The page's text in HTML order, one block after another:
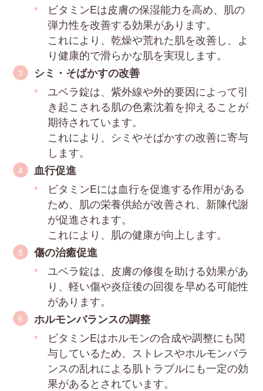
ビタミンEは皮膚の保湿能力を高め、肌の
弾力性を改善する効果があります。
これにより、乾燥や荒れた肌を改善し、よ
り健康的で滑らかな肌を実現します。
シミ・そばかすの改善
ユベラ錠は、紫外線や外的要因によって引
き起こされる肌の色素沈着を抑えることが
期待されています。
これにより、シミやそばかすの改善に寄与
します。
血行促進
ビタミンEには血行を促進する作用がある
ため、肌の栄養供給が改善され、新陳代謝
が促進されます。
これにより、肌の健康が向上します。
傷の治癒促進
ユベラ錠は、皮膚の修復を助ける効果があ
り、軽い傷や炎症後の回復を早める可能性
があります。
ホルモンバランスの調整
ビタミンEはホルモンの合成や調整にも関
与しているため、ストレスやホルモンバラ
ンスの乱れによる肌トラブルにも一定の効
果があるとされています。